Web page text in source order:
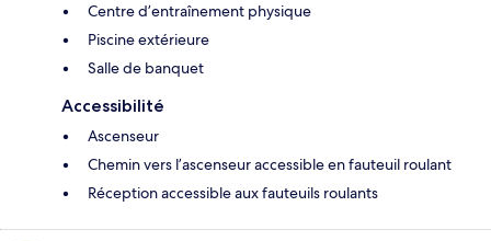
Centre d’entraînement physique
Piscine extérieure
Salle de banquet
Accessibilité
Ascenseur
Chemin vers l’ascenseur accessible en fauteuil roulant
Réception accessible aux fauteuils roulants